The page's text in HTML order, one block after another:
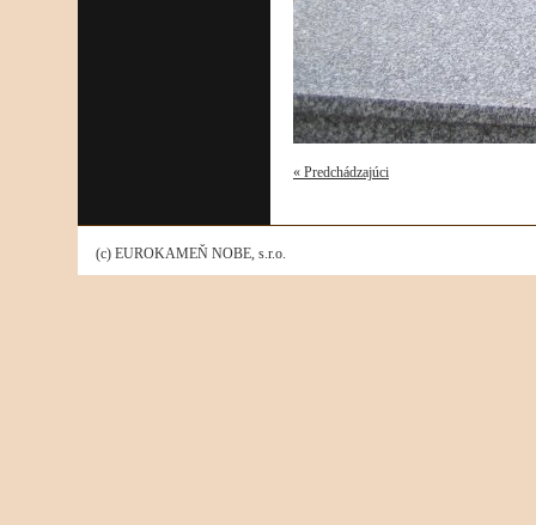
« Predchádzajúci
(c) EUROKAMEŇ NOBE, s.r.o.